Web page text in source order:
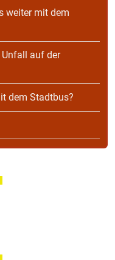
weiter mit dem
Unfall auf der
dem Stadtbus?